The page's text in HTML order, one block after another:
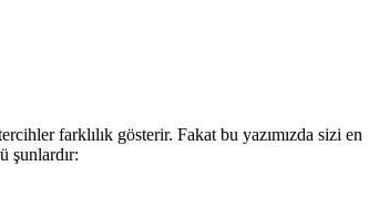
farklılık gösterir. Fakat bu yazımızda sizi en
şunlardır: